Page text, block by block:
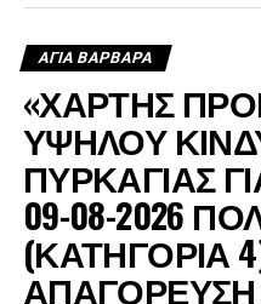
νερό τα ελικόπτερα, ενώ
να τροφοδοτεί με νερό τα
ΑΓΙΑ ΒΑΡΒΑΡΑ
«ΧΑΡΤΗΣ
ΥΨΗΛΟΥ
ΠΥΡΚΑΓΙΑΣ
09-08-2026
(ΚΑΤΗΓΟΡΙΑ
ΑΠΑΓΟΡΕΥΣΗ